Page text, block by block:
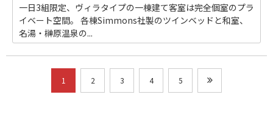
一日3組限定、ヴィラタイプの一棟建て客室は完全個室のプラ
イベート空間。 各棟Simmons社製のツインベッドと和室、
名湯・榊原温泉の...
1 2 3 4 5